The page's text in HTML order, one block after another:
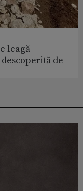
leagă
de